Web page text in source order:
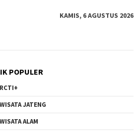
KAMIS, 6 AGUSTUS 2026
POPULER
RCTI+
WISATA JATENG
WISATA ALAM